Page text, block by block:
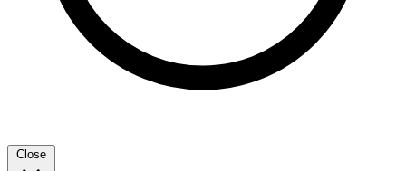
Close